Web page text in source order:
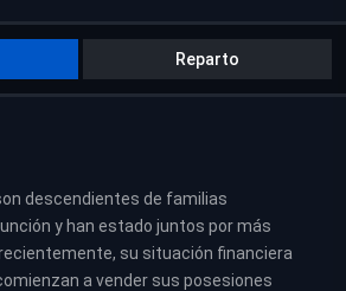
Reparto
descendientes de familias
y han estado juntos por más
su situación financiera
a vender sus posesiones